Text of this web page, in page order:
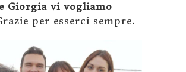
Giorgia vi vogliamo
per esserci sempre.